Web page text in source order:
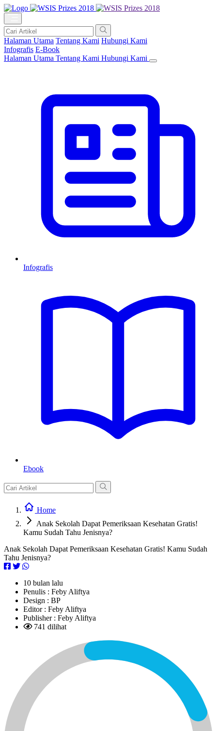
Halaman Utama Tentang Kami Hubungi Kami
Infografis E-Book
Halaman Utama Tentang Kami Hubungi Kami
Infografis
Ebook
Home
Anak Sekolah Dapat Pemeriksaan Kesehatan Gratis!
Kamu Sudah Tahu Jenisnya?
Anak Sekolah Dapat Pemeriksaan Kesehatan Gratis! Kamu Sudah
Tahu Jenisnya?
10 bulan lalu
Penulis : Feby Aliftya
Design : BP
Editor : Feby Aliftya
Publisher : Feby Aliftya
741 dilihat